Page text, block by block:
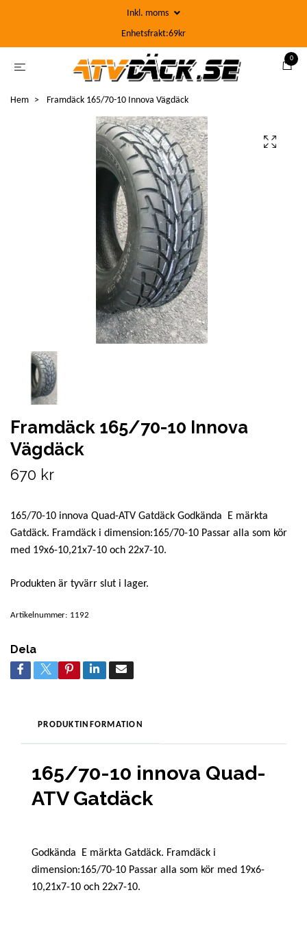
Inkl. moms
Enhetsfrakt:69kr
0
Hem Framdäck 165/70-10 Innova Vägdäck
Framdäck 165/70-10 Innova
Vägdäck
670 kr
165/70-10 innova Quad-ATV Gatdäck Godkända E märkta
Gatdäck. Framdäck i dimension:165/70-10 Passar alla som kör
med 19x6-10,21x7-10 och 22x7-10.
Produkten är tyvärr slut i lager.
Artikelnummer: 1192
Dela
PRODUKTINFORMATION
165/70-10 innova Quad-
ATV Gatdäck
Godkända E märkta Gatdäck. Framdäck i
dimension:165/70-10 Passar alla som kör med 19x6-
10,21x7-10 och 22x7-10.